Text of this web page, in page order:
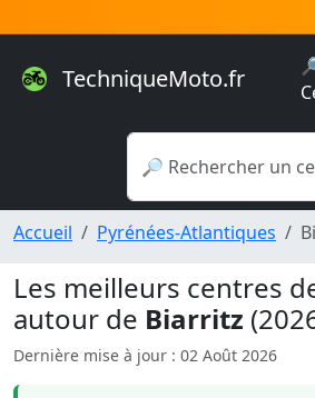
TechniqueMoto.fr
Accueil Pyrénées-Atlantiques
Les meilleurs centres
autour de Biarritz
Dernière mise à jour : 02 Août 2026